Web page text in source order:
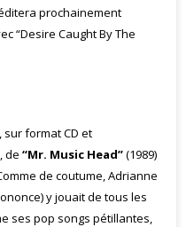
prochainement
“Desire Caught By The
format CD et
de “Mr. Music Head”(1989)
de coutume, Adrianne
y jouait de tous les
ses pop songs pétillantes,